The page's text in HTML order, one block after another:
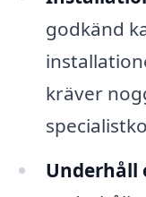
godkänd
kräver
Underhåll